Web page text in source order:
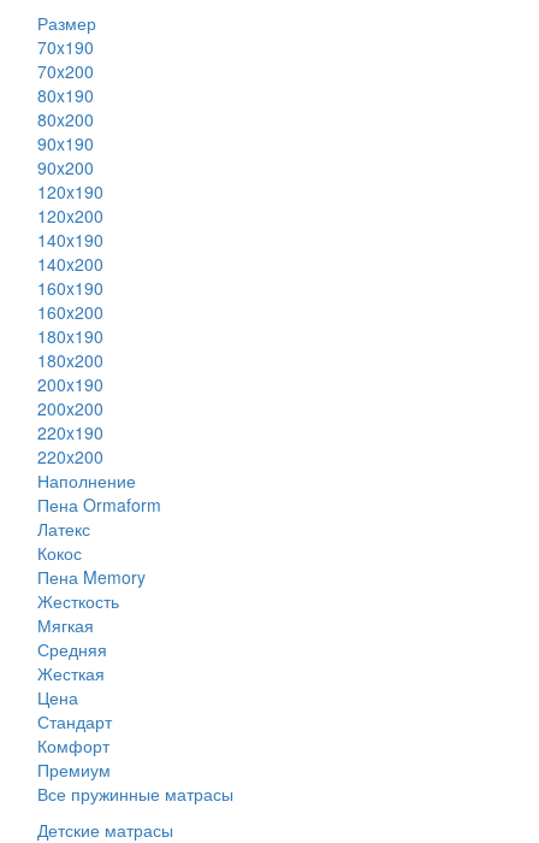
Размер
70x190
70x200
80x190
80x200
90x190
90x200
120x190
120x200
140x190
140x200
160x190
160x200
180x190
180x200
200x190
200x200
220x190
220x200
Наполнение
Пена Ormaform
Латекс
Кокос
Пена Memory
Жесткость
Мягкая
Средняя
Жесткая
Цена
Стандарт
Комфорт
Премиум
Все пружинные матрасы
Детские матрасы